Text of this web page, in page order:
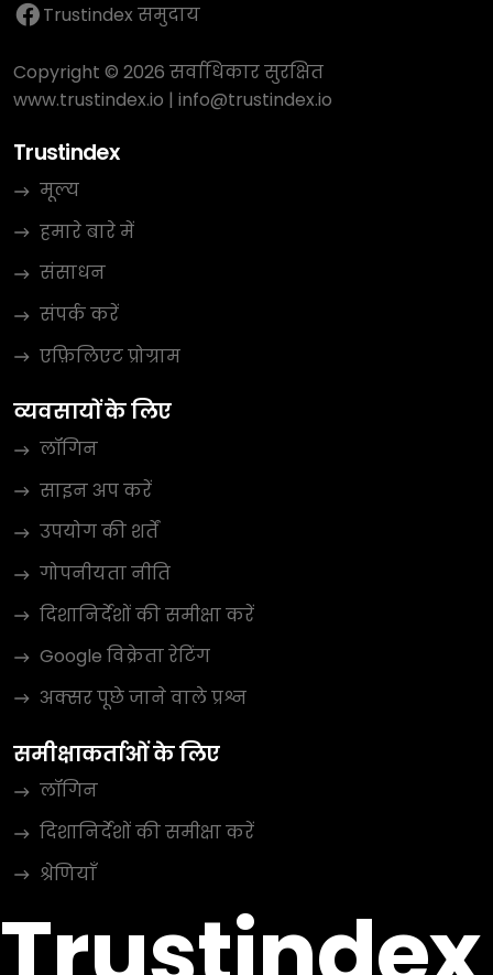
Trustindex समुदाय
Copyright © 2026 सर्वाधिकार सुरक्षित
www.trustindex.io | info@trustindex.io
Trustindex
मूल्य
हमारे बारे में
संसाधन
संपर्क करें
एफ़िलिएट प्रोग्राम
व्यवसायों के लिए
लॉगिन
साइन अप करें
उपयोग की शर्तें
गोपनीयता नीति
दिशानिर्देशों की समीक्षा करें
Google विक्रेता रेटिंग
अक्सर पूछे जाने वाले प्रश्न
समीक्षाकर्ताओं के लिए
लॉगिन
दिशानिर्देशों की समीक्षा करें
श्रेणियाँ